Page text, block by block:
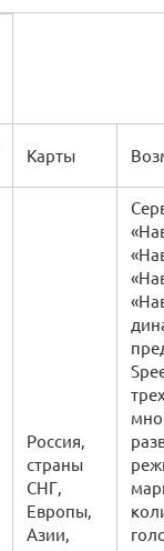
Карты
Россия,
страны
СНГ,
Европы,
Азии,